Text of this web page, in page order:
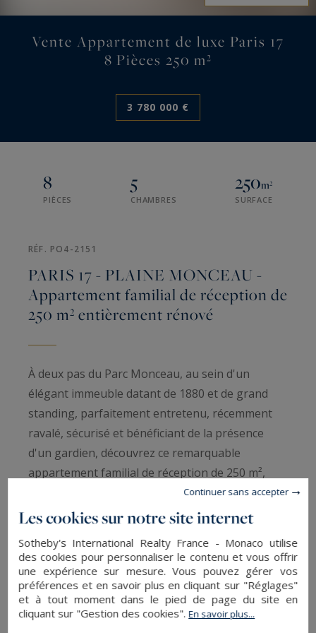
Vente Appartement de luxe Paris 17
8 Pièces 250 m²
3 780 000 €
8
PIÈCES
5
CHAMBRES
250m²
SURFACE
RÉF. PO4-2151
PARIS 17 - PLAINE MONCEAU -
Appartement familial de réception de
250 m² entièrement rénové
À deux pas du Parc Monceau, au sein d'un
élégant immeuble datant de 1880 et de grand
standing, parfaitement entretenu, récemment
ravalé, sécurisé et bénéficiant de la présence
d'un gardien, découvrez ce remarquable
appartement familial de réception de 250 m²,
situé au 3ᵉ étage avec ascenseur.
Entièrement repensé et rénové par un
d'une vaste galerie d'entrée desservant une
élégante réception composée d'un salon et
d'une salle à manger, une cuisine dinatoire
entièrement aménagée et équipée, une
Les cookies sur notre site internet
Sotheby's International Realty France - Monaco utilise
des cookies pour personnaliser le contenu et vous offrir
une expérience sur mesure. Vous pouvez gérer vos
préférences et en savoir plus en cliquant sur "Réglages"
et à tout moment dans le pied de page du site en
cliquant sur "Gestion des cookies".En savoir plus...
Continuer sans accepter